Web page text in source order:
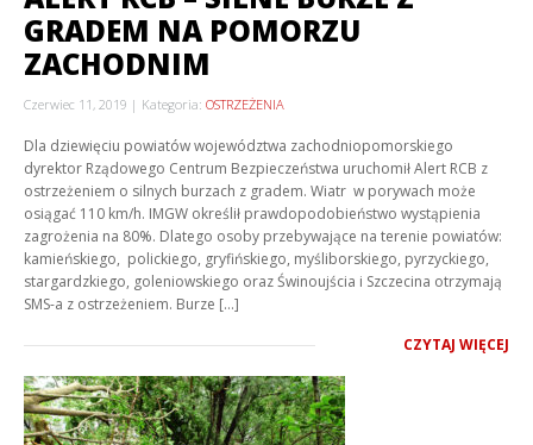
GRADEM NA POMORZU
ZACHODNIM
Czerwiec 11, 2019 Kategoria: OSTRZEŻENIA
Dla dziewięciu powiatów województwa zachodniopomorskiego
dyrektor Rządowego Centrum Bezpieczeństwa uruchomił Alert RCB z
ostrzeżeniem o silnych burzach z gradem. Wiatr w porywach może
osiągać 110 km/h. IMGW określił prawdopodobieństwo wystąpienia
zagrożenia na 80%. Dlatego osoby przebywające na terenie powiatów:
kamieńskiego, polickiego, gryfińskiego, myśliborskiego, pyrzyckiego,
stargardzkiego, goleniowskiego oraz Świnoujścia i Szczecina otrzymają
SMS-a z ostrzeżeniem. Burze […]
CZYTAJ WIĘCEJ